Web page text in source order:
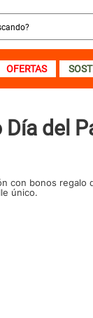
OFERTAS
Día del
con bonos regalo
único.